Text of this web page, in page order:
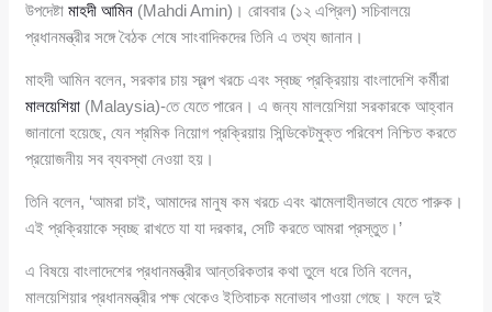
উপদেষ্টামাহদী আমিন (Mahdi Amin)। রোববার (১২ এপ্রিল) সচিবালয়ে
প্রধানমন্ত্রীর সঙ্গে বৈঠক শেষে সাংবাদিকদের তিনি এ তথ্য জানান।
মাহদী আমিন বলেন, সরকার চায় স্বল্প খরচে এবং স্বচ্ছ প্রক্রিয়ায় বাংলাদেশি কর্মীরা
মালয়েশিয়া (Malaysia)-তে যেতে পারেন। এ জন্য মালয়েশিয়া সরকারকে আহ্বান
জানানো হয়েছে, যেন শ্রমিক নিয়োগ প্রক্রিয়ায় সিন্ডিকেটমুক্ত পরিবেশ নিশ্চিত করতে
প্রয়োজনীয় সব ব্যবস্থা নেওয়া হয়।
তিনি বলেন, ‘আমরা চাই, আমাদের মানুষ কম খরচে এবং ঝামেলাহীনভাবে যেতে পারুক।
এই প্রক্রিয়াকে স্বচ্ছ রাখতে যা যা দরকার, সেটি করতে আমরা প্রস্তুত।’
এ বিষয়ে বাংলাদেশের প্রধানমন্ত্রীর আন্তরিকতার কথা তুলে ধরে তিনি বলেন,
মালয়েশিয়ার প্রধানমন্ত্রীর পক্ষ থেকেও ইতিবাচক মনোভাব পাওয়া গেছে। ফলে দুই